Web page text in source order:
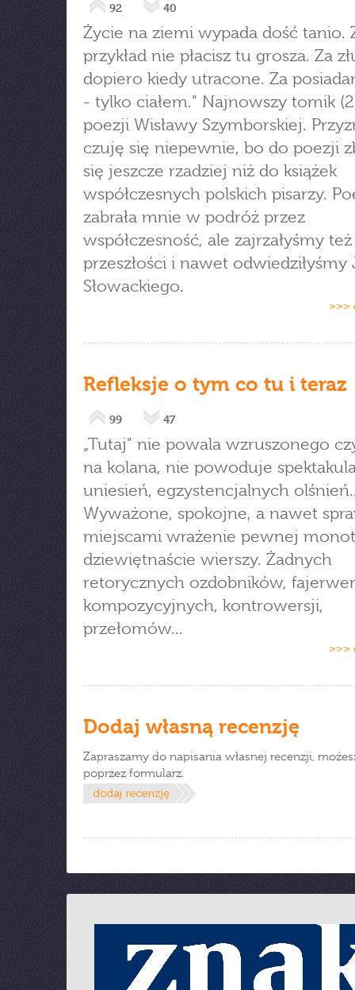
92 40
Życie na ziemi wypada dość tanio.
przykład nie płacisz tu grosza. Za
dopiero kiedy utracone. Za
- tylko ciałem." Najnowszy tomik
poezji Wisławy Szymborskiej.
czuję się niepewnie, bo do poezji
się jeszcze rzadziej niż do książek
współczesnych polskich pisarzy.
zabrała mnie w podróż przez
współczesność, ale zajrzałyśmy
przeszłości i nawet odwiedziłyśmy
Słowackiego.
>>>
Refleksje o tym co tu i teraz
99 47
„Tutaj" nie powala wzruszonego
na kolana, nie powoduje
uniesień, egzystencjalnych
Wyważone, spokojne, a nawet
miejscami wrażenie pewnej
dziewiętnaście wierszy. Żadnych
retorycznych ozdobników,
kompozycyjnych, kontrowersji,
przełomów...
>>>
Dodaj własną recenzję
Zapraszamy do napisania własnej recenzji,
poprzez formularz.